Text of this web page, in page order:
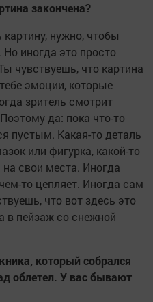
закончена?
нужно, чтобы
иногда это просто
чувствуешь, что картина
эмоции, которые
зритель смотрит
да: пока что-то
пустым. Какая-то деталь
или фигурка, какой-то
свои места. Иногда
то цепляет. Иногда сам
что вот здесь это
в пейзаж со снежной
который собрался
облетел. У вас бывают